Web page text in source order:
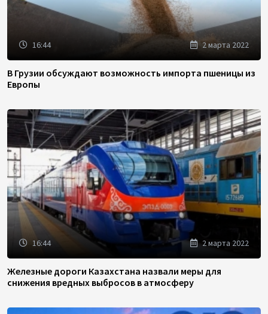
16:44 2 марта 2022
В Грузии обсуждают возможность импорта пшеницы из
Европы
16:44 2 марта 2022
Железные дороги Казахстана назвали меры для
снижения вредных выбросов в атмосферу